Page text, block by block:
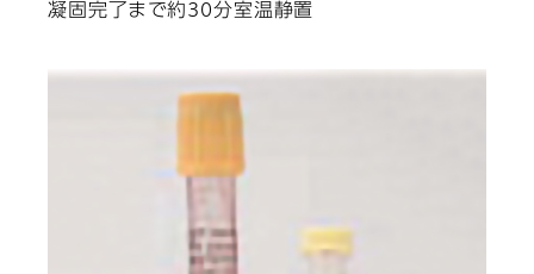
凝固完了まで約30分室温静置